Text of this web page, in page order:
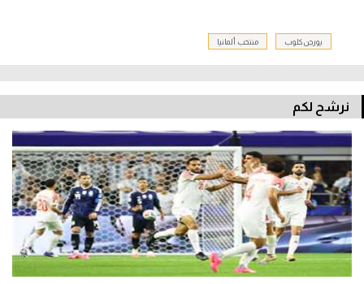
يورجن كلوب منتخب ألمانيا
نرشح لكم